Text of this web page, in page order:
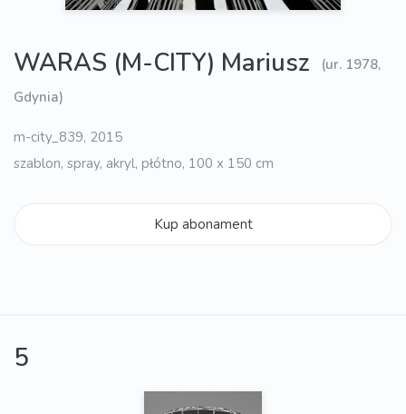
WARAS (M-CITY) Mariusz
(ur. 1978,
Gdynia)
m-city_839, 2015
szablon, spray, akryl, płótno, 100 x 150 cm
Kup abonament
5